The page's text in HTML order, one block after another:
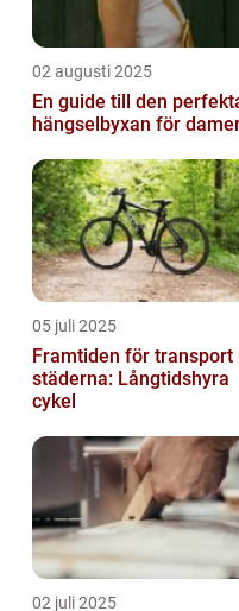
02 augusti 2025
En guide till den
hängselbyxan för
05 juli 2025
Framtiden för transport
städerna: Långtidshyra
cykel
02 juli 2025